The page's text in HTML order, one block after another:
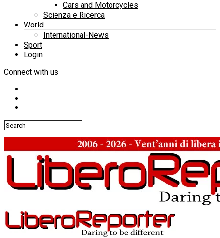
Cars and Motorcycles
Scienza e Ricerca
World
International-News
Sport
Login
Connect with us